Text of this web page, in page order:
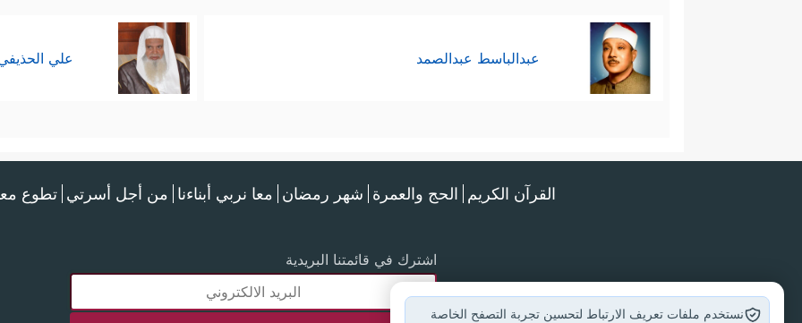
عبدالباسط عبدالصمد علي
القرآن الكريم الحج والعمرة شهر رمضان معا نربي أبناءنا من أجل أسرتي تطوع
اشترك في قائمتنا البريدية
نستخدم ملفات تعريف الارتباط لتحسين تجربة التصفح الخاصة